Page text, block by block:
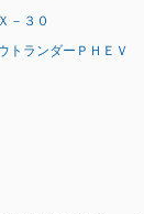
－３０
トランダーＰＨＥＶ